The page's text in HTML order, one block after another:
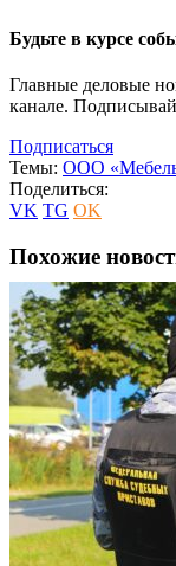
Будьте в курсе
Главные деловые
канале.
Подписаться
Темы: ООО
Поделиться:
VK TG OK
Похожие